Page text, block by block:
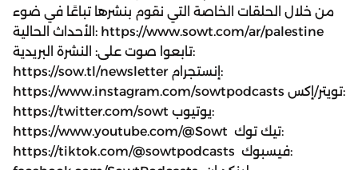
من خلال الحلقات الخاصة التي نقوم بنشرها تباعًا في ضوء
الأحداث الحالية: https://www.sowt.com/ar/palestine
تابعوا صوت على: النشرة البريدية:
https://sow.tl/newsletter إنستجرام:
https://www.instagram.com/sowtpodcasts تويتر/إكس:
https://twitter.com/sowt يوتيوب:
https://www.youtube.com/@Sowt تيك توك:
https://tiktok.com/@sowtpodcasts فيسبوك: